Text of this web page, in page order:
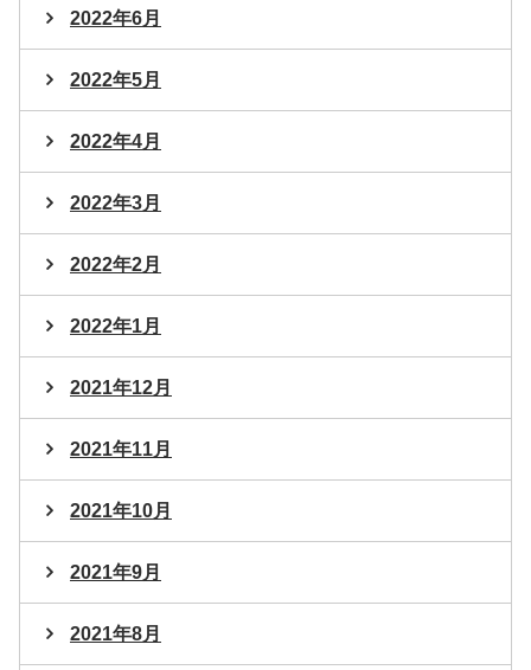
2022年6月
2022年5月
2022年4月
2022年3月
2022年2月
2022年1月
2021年12月
2021年11月
2021年10月
2021年9月
2021年8月